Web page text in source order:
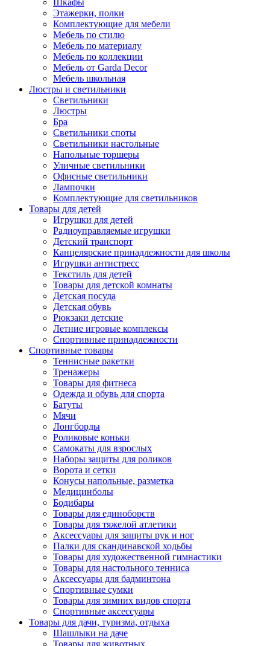
Шкафы
Этажерки, полки
Комплектующие для мебели
Мебель по стилю
Мебель по материалу
Мебель по коллекции
Мебель от Garda Decor
Мебель школьная
Люстры и светильники
Светильники
Люстры
Бра
Светильники споты
Светильники настольные
Напольные торшеры
Уличные светильники
Офисные светильники
Лампочки
Комплектующие для светильников
Товары для детей
Игрушки для детей
Радиоуправляемые игрушки
Детский транспорт
Канцелярские принадлежности для школы
Игрушки антистресс
Текстиль для детей
Товары для детской комнаты
Детская посуда
Детская обувь
Рюкзаки детские
Летние игровые комплексы
Спортивные принадлежности
Спортивные товары
Теннисные ракетки
Тренажеры
Товары для фитнеса
Одежда и обувь для спорта
Батуты
Мячи
Лонгборды
Роликовые коньки
Самокаты для взрослых
Наборы защиты для роликов
Ворота и сетки
Конусы напольные, разметка
Медицинболы
Бодибары
Товары для единоборств
Товары для тяжелой атлетики
Аксессуары для защиты рук и ног
Палки для скандинавской ходьбы
Товары для художественной гимнастики
Товары для настольного тенниса
Аксессуары для бадминтона
Спортивные сумки
Товары для зимних видов спорта
Спортивные аксессуары
Товары для дачи, туризма, отдыха
Шашлыки на даче
Товары для животных